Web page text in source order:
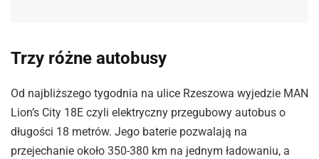
Trzy różne autobusy
Od najbliższego tygodnia na ulice Rzeszowa wyjedzie MAN
Lion’s City 18E czyli elektryczny przegubowy autobus o
długości 18 metrów. Jego baterie pozwalają na
przejechanie około 350-380 km na jednym ładowaniu, a